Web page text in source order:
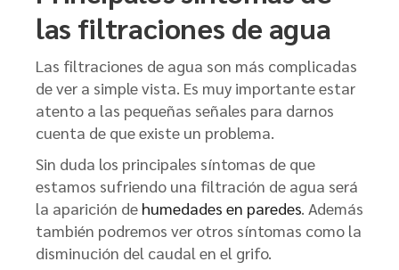
las filtraciones de agua
Las filtraciones de agua son más complicadas
de ver a simple vista. Es muy importante estar
atento a las pequeñas señales para darnos
cuenta de que existe un problema.
Sin duda los principales síntomas de que
estamos sufriendo una filtración de agua será
la aparición de humedades en paredes. Además
también podremos ver otros síntomas como la
disminución del caudal en el grifo.